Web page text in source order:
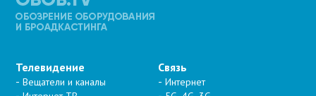
Телевидение
Вещатели и каналы
Связь
Интернет